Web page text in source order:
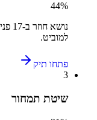
44%
נושא חוזר ב-17
למוביט.
פתחו תיק
3
שיטת תמחור